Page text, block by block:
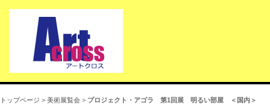
トップページ > 美術展覧会 > プロジェクト・アゴラ 第1回展 明るい部屋 ＜国内＞